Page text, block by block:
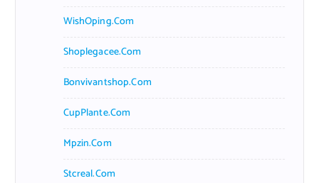
WishOping.com
Shoplegacee.com
Bonvivantshop.com
CupPlante.com
Mpzin.com
Stcreal.com